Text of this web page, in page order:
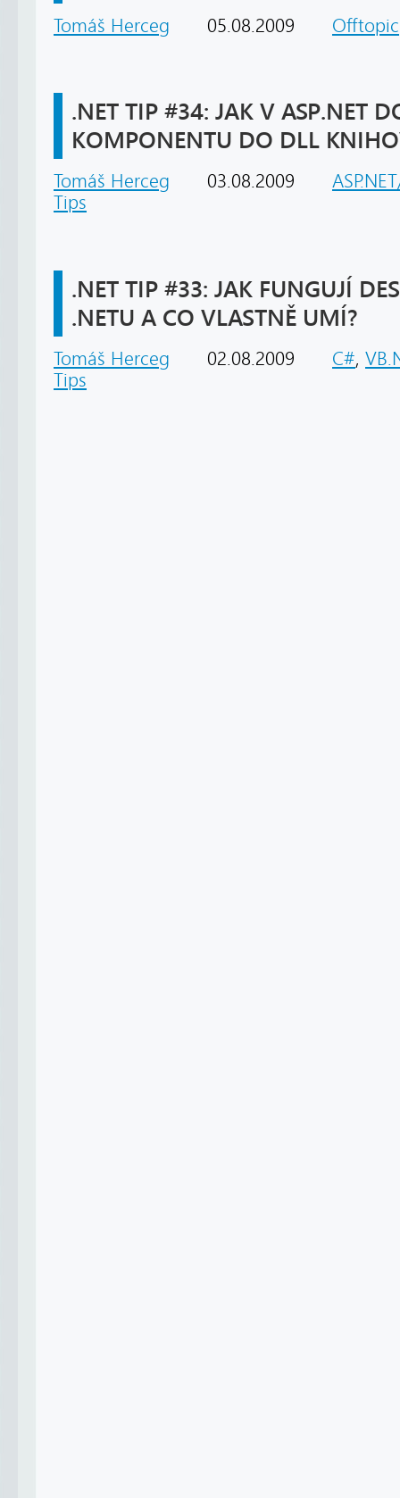
Tomáš Herceg 05.08.2009 Offtopic
.NET TIP #34: JAK V ASP.NET
KOMPONENTU DO DLL
Tomáš Herceg 03.08.2009
Tips
.NET TIP #33: JAK FUNGUJÍ
.NETU A CO VLASTNĚ UMÍ?
Tomáš Herceg 02.08.2009 C#,
Tips